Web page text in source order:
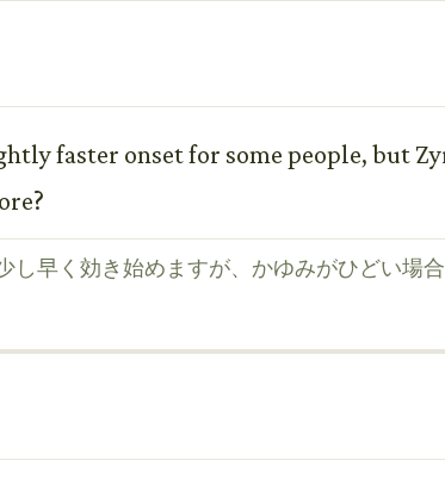
faster onset for some people, but
し早く効き始めますが、かゆみがひどい場